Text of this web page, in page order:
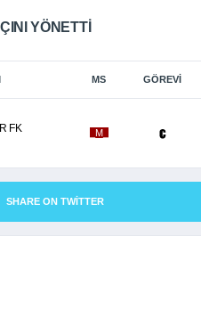
YÖNETTI
MS GÖREVI
FK _M_
SHARE ON TWITTER